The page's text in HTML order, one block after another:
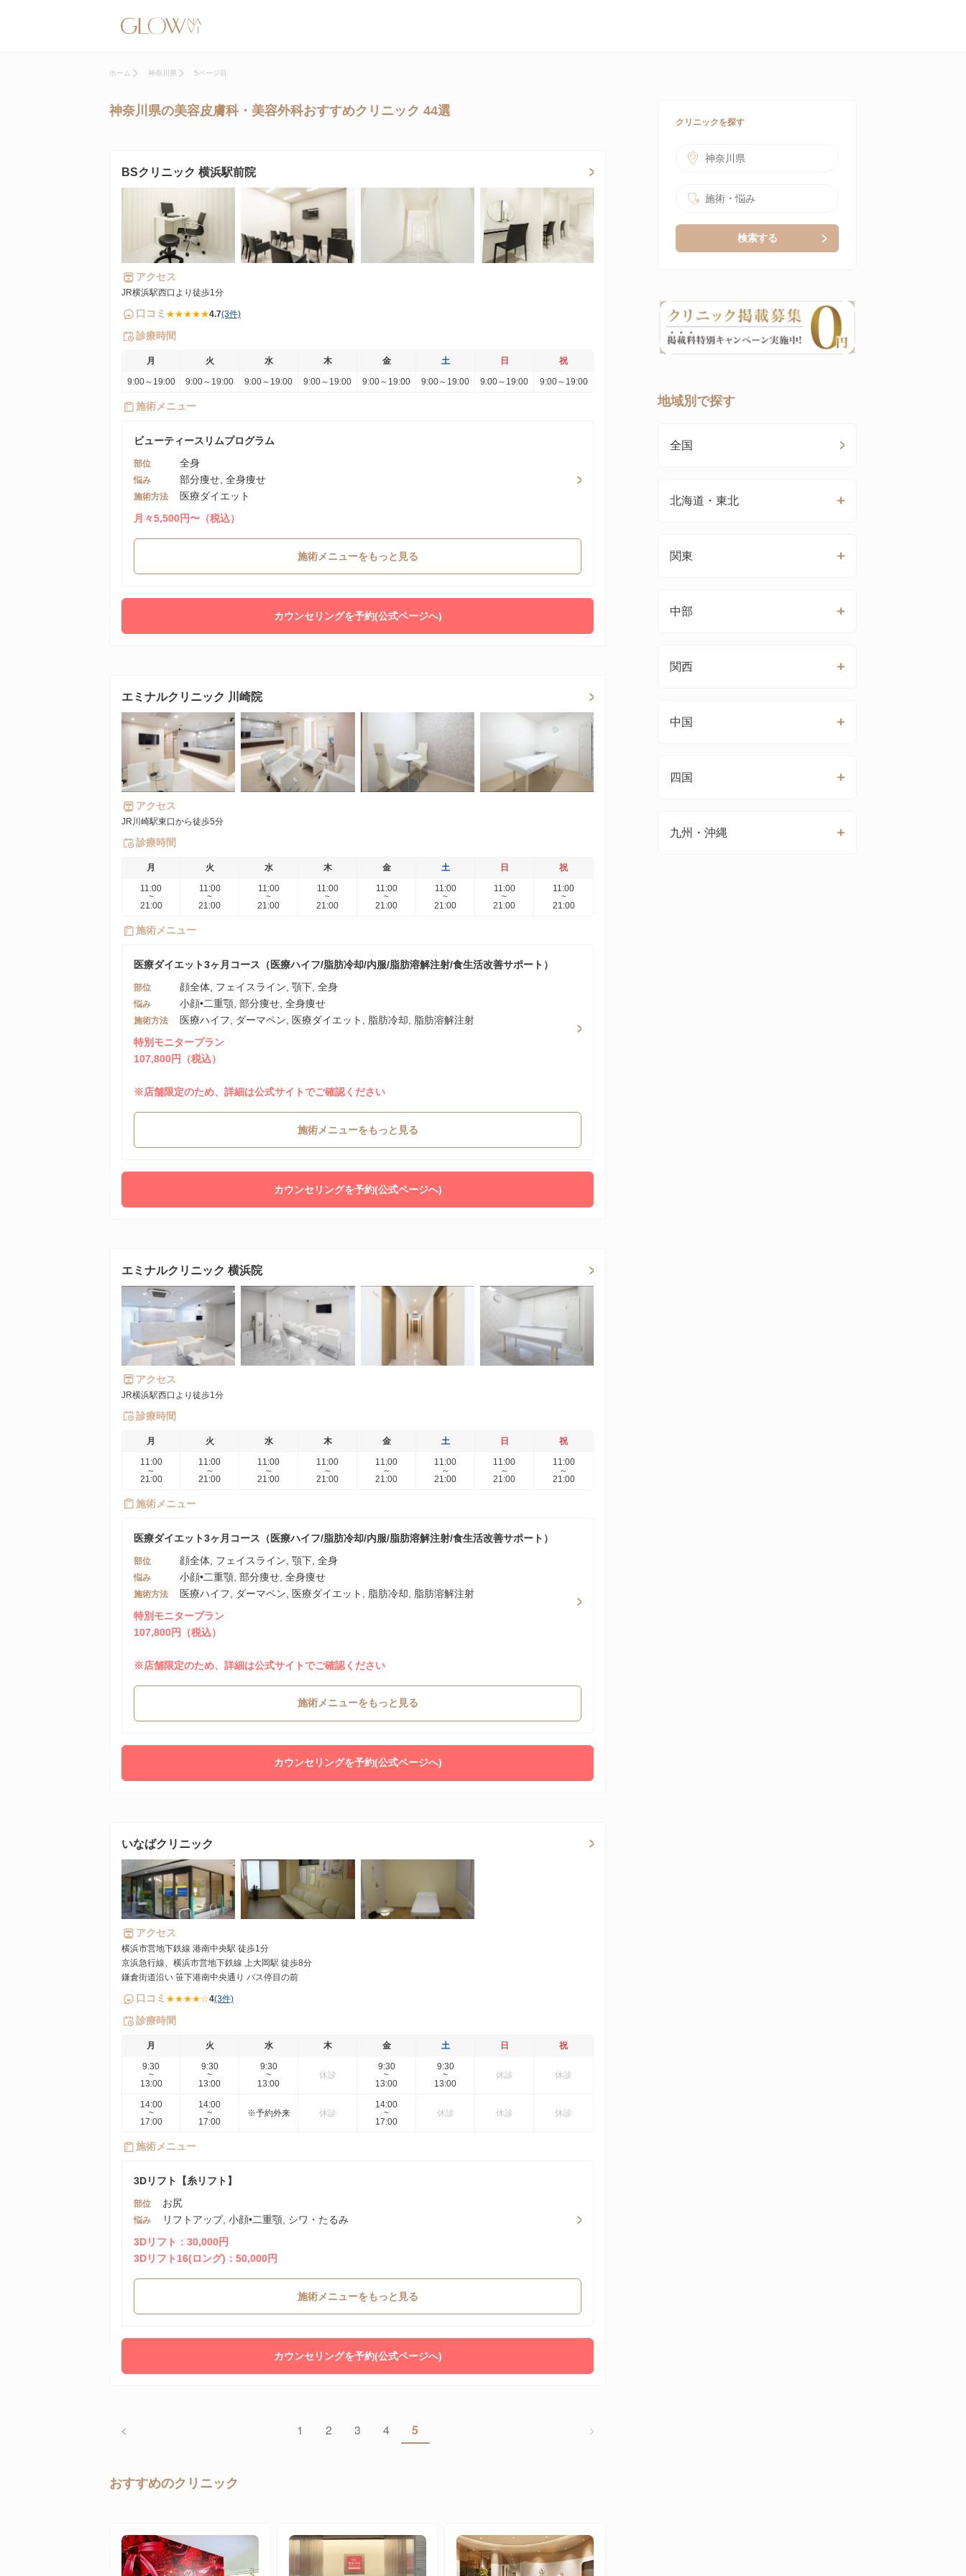
ホーム 神奈川県 5ページ目
神奈川県の美容皮膚科・美容外科おすすめクリニック 44選
BSクリニック 横浜駅前院
アクセス
JR横浜駅西口より徒歩1分
口コミ ★★★★★4.7(3件)
診療時間
月 火 水 木 金 土 日 祝
9:00～19:00 9:00～19:00 9:00～19:00 9:00～19:00 9:00～19:00 9:00～19:00 9:00～19:00 9:00～19:00
施術メニュー
ビューティースリムプログラム
部位 全身
悩み 部分痩せ, 全身痩せ
施術方法
医療ダイエット
月々5,500円〜（税込）
施術メニューをもっと見る
カウンセリングを予約(公式ページへ)
エミナルクリニック 川崎院
アクセス
JR川崎駅東口から徒歩5分
診療時間
月 火 水 木 金 土 日 祝
11:00
~
21:00
11:00
~
21:00
11:00
~
21:00
11:00
~
21:00
11:00
~
21:00
11:00
~
21:00
11:00
~
21:00
11:00
~
21:00
施術メニュー
医療ダイエット3ヶ月コース（医療ハイフ/脂肪冷却/内服/脂肪溶解注射/食生活改善サポート）
部位 顔全体, フェイスライン, 顎下, 全身
悩み 小顔•二重顎, 部分痩せ, 全身痩せ
施術方法
医療ハイフ, ダーマペン, 医療ダイエット, 脂肪冷却, 脂肪溶解注射
特別モニタープラン
107,800円（税込）
※店舗限定のため、詳細は公式サイトでご確認ください
施術メニューをもっと見る
カウンセリングを予約(公式ページへ)
エミナルクリニック 横浜院
アクセス
JR横浜駅西口より徒歩1分
診療時間
月 火 水 木 金 土 日 祝
11:00
～
21:00
11:00
～
21:00
11:00
～
21:00
11:00
～
21:00
11:00
～
21:00
11:00
～
21:00
11:00
～
21:00
11:00
～
21:00
施術メニュー
医療ダイエット3ヶ月コース（医療ハイフ/脂肪冷却/内服/脂肪溶解注射/食生活改善サポート）
部位 顔全体, フェイスライン, 顎下, 全身
悩み 小顔•二重顎, 部分痩せ, 全身痩せ
施術方法
医療ハイフ, ダーマペン, 医療ダイエット, 脂肪冷却, 脂肪溶解注射
特別モニタープラン
107,800円（税込）
※店舗限定のため、詳細は公式サイトでご確認ください
施術メニューをもっと見る
カウンセリングを予約(公式ページへ)
いなばクリニック
アクセス
横浜市営地下鉄線 港南中央駅 徒歩1分
京浜急行線、横浜市営地下鉄線 上大岡駅 徒歩8分
鎌倉街道沿い 笹下港南中央通り バス停目の前
口コミ ★★★★☆4(3件)
診療時間
月 火 水 木 金 土 日 祝
9:30
~
13:00
9:30
~
13:00
9:30
~
13:00
休診
9:30
~
13:00
9:30
~
13:00
休診 休診
14:00
~
17:00
14:00
~
17:00
※予約外来 休診
14:00
~
17:00
休診 休診 休診
施術メニュー
3Dリフト【糸リフト】
部位 お尻
悩み
リフトアップ, 小顔•二重顎, シワ・たるみ
3Dリフト：30,000円
3Dリフト16(ロング)：50,000円
施術メニューをもっと見る
カウンセリングを予約(公式ページへ)
< 1 2 3 4 5 >
おすすめのクリニック
クリニックを探す
神奈川県
施術・悩み
検索する
地域別で探す
全国
北海道・東北
関東
中部
関西
中国
四国
九州・沖縄